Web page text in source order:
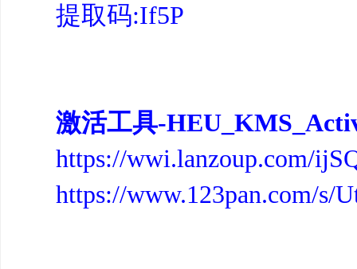
提取码:If5P
激活工具-
https://wwi.lanzoup.com/
https://www.123pan.com/s/